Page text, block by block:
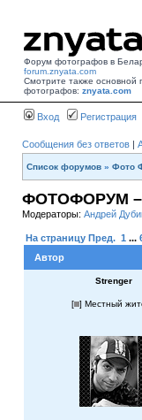
Форум фотографов в
forum.znyata.com
Смотрите также основной
фотографов: znyata.com
Вход Регистрация
Сообщения без ответов |
Список форумов » Фото
ФОТОФОРУМ –
Модераторы: Андрей
На страницу Пред. 1 ...
Автор
Strenger
[ ] Местный